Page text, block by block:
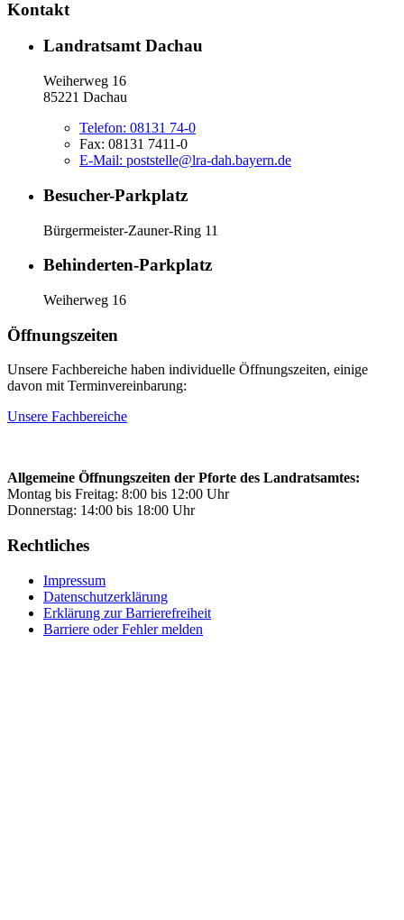
Kontakt
Landratsamt Dachau
Weiherweg 16
85221 Dachau
Telefon: 08131 74-0
Fax: 08131 7411-0
E-Mail: poststelle@lra-dah.bayern.de
Besucher-Parkplatz
Bürgermeister-Zauner-Ring 11
Behinderten-Parkplatz
Weiherweg 16
Öffnungszeiten
Unsere Fachbereiche haben individuelle Öffnungszeiten, einige
davon mit Terminvereinbarung:
Unsere Fachbereiche
Allgemeine Öffnungszeiten der Pforte des Landratsamtes:
Montag bis Freitag: 8:00 bis 12:00 Uhr
Donnerstag: 14:00 bis 18:00 Uhr
Rechtliches
Impressum
Datenschutzerklärung
Erklärung zur Barrierefreiheit
Barriere oder Fehler melden